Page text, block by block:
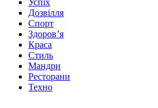
Успіх
Дозвілля
Спорт
Здоров’я
Краса
Стиль
Мандри
Ресторани
Техно